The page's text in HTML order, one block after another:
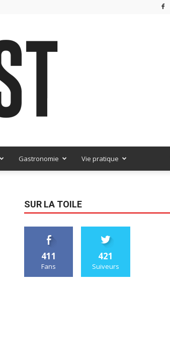
Gastronomie Vie pratique
SUR LA TOILE
411
Fans
421
Suiveurs